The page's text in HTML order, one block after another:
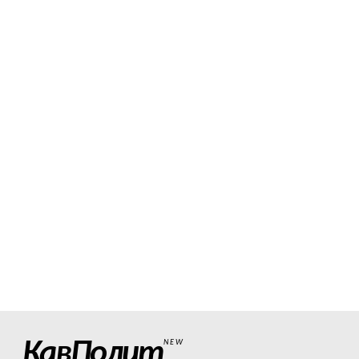
NEW